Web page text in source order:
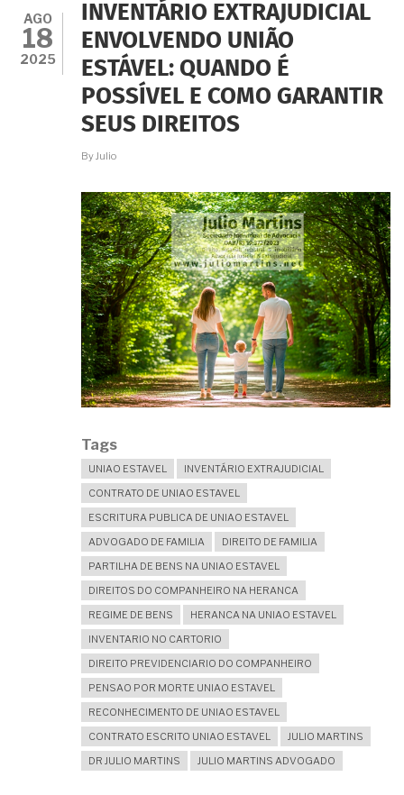
AGO
18
2025
INVENTÁRIO EXTRAJUDICIAL
ENVOLVENDO UNIÃO
ESTÁVEL: QUANDO É
POSSÍVEL E COMO GARANTIR
SEUS DIREITOS
By Julio
Tags
UNIAO ESTAVEL
INVENTÁRIO EXTRAJUDICIAL
CONTRATO DE UNIAO ESTAVEL
ESCRITURA PUBLICA DE UNIAO ESTAVEL
ADVOGADO DE FAMILIA
DIREITO DE FAMILIA
PARTILHA DE BENS NA UNIAO ESTAVEL
DIREITOS DO COMPANHEIRO NA HERANCA
REGIME DE BENS
HERANCA NA UNIAO ESTAVEL
INVENTARIO NO CARTORIO
DIREITO PREVIDENCIARIO DO COMPANHEIRO
PENSAO POR MORTE UNIAO ESTAVEL
RECONHECIMENTO DE UNIAO ESTAVEL
CONTRATO ESCRITO UNIAO ESTAVEL
JULIO MARTINS
DR JULIO MARTINS
JULIO MARTINS ADVOGADO